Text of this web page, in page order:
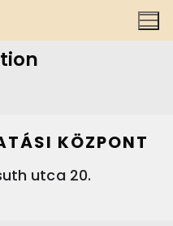
KÖZPONT
utca 20.